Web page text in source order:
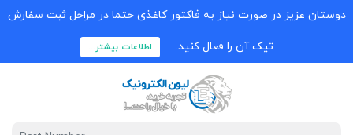
دوستان عزیز در صورت نیاز به فاکتور کاغذی حتما در مراحل ثبت سفارش
تیک آن را فعال کنید. اطلاعات بیشتر...